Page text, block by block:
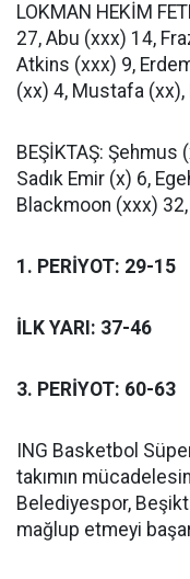
LOKMAN HEKİM
27, Abu (xxx) 14,
Atkins (xxx) 9,
(xx) 4, Mustafa (xx),
BEŞİKTAŞ:
Sadık Emir (x) 6,
Blackmoon (xxx)
1. PERİYOT: 29-15
İLK YARI: 37-46
3. PERİYOT: 60-63
ING Basketbol
takımın
Belediyespor,
mağlup etmeyi